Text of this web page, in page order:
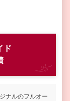
ド
ナルのフルオー